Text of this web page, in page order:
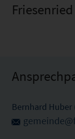
Friesenried
Bernhard Huber